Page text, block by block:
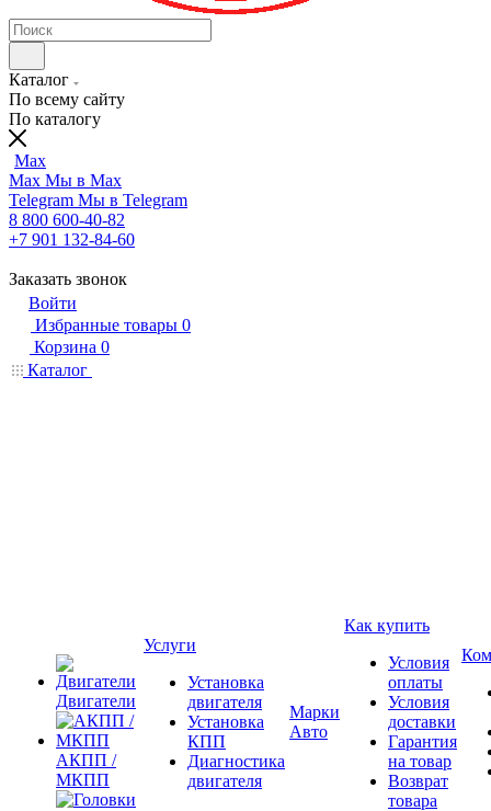
Каталог
По всему сайту
По каталогу
Max
Max Мы в Max
Telegram Мы в Telegram
8 800 600-40-82
+7 901 132-84-60
Заказать звонок
Войти
Избранные товары 0
Корзина 0
Каталог
Двигатели
АКПП /
МКПП
Услуги
Установка
двигателя
Установка
КПП
Диагностика
двигателя
Марки
Авто
Как купить
Условия
оплаты
Условия
доставки
Гарантия
на товар
Возврат
товара